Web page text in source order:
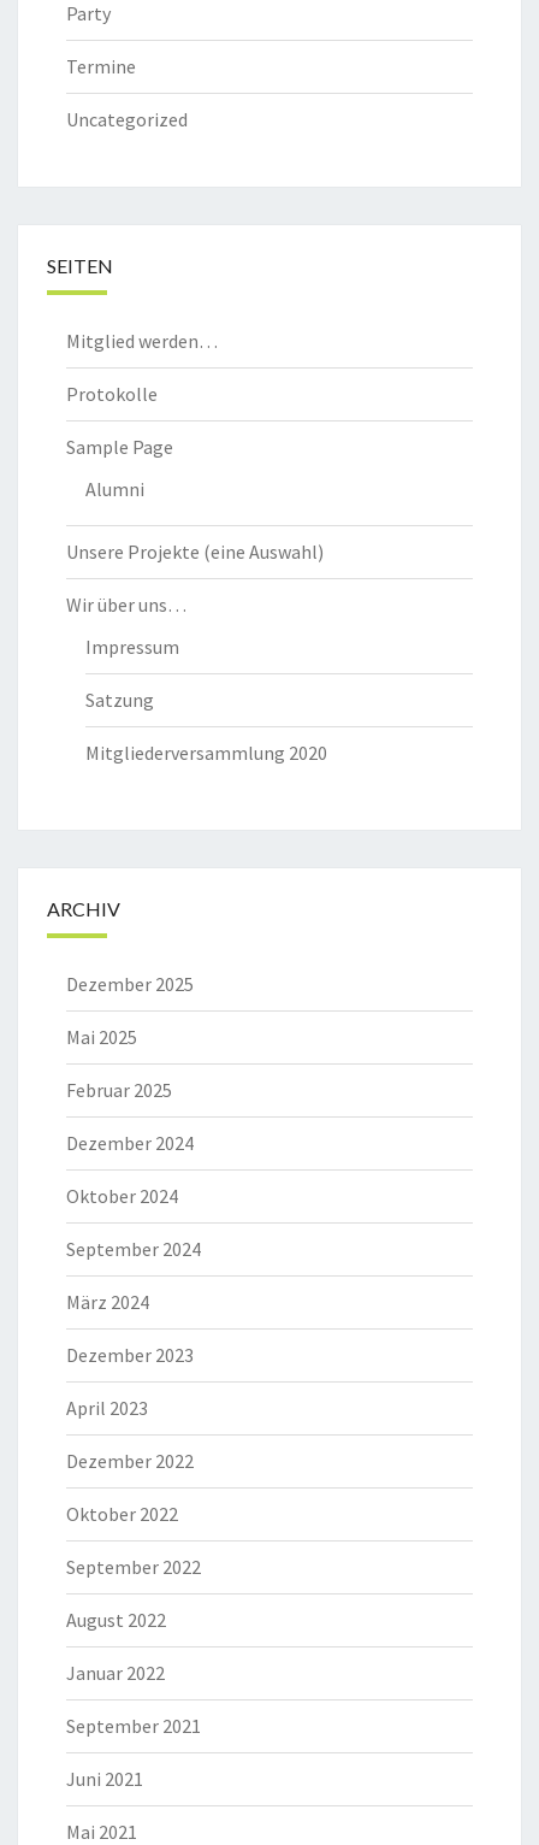
Party
Termine
Uncategorized
SEITEN
Mitglied werden…
Protokolle
Sample Page
Alumni
Unsere Projekte (eine Auswahl)
Wir über uns…
Impressum
Satzung
Mitgliederversammlung 2020
ARCHIV
Dezember 2025
Mai 2025
Februar 2025
Dezember 2024
Oktober 2024
September 2024
März 2024
Dezember 2023
April 2023
Dezember 2022
Oktober 2022
September 2022
August 2022
Januar 2022
September 2021
Juni 2021
Mai 2021